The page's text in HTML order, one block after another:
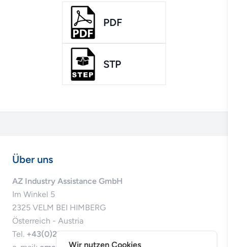
PDF
STP
Über uns
AZ Industry Assistance GmbH
Im Winkel 5
2325 VELM BEI HIMBERG
Österreich - Austria
Tel. +43(0)22345000910
Wir nutzen Cookies